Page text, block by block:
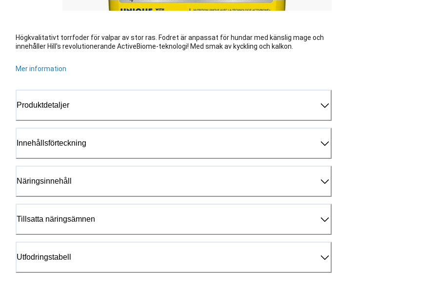
Högkvalitativt torrfoder för valpar av stor ras. Fodret är anpassat för hundar med känslig mage och
innehåller Hill's revolutionerande ActiveBiome-teknologi! Med smak av kyckling och kalkon.
Mer information
Produktdetaljer
Innehållsförteckning
Näringsinnehåll
Tillsatta näringsämnen
Utfodringstabell